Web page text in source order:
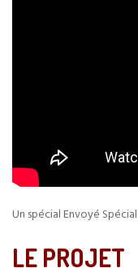
Un spécial Envoyé
LE PROJET